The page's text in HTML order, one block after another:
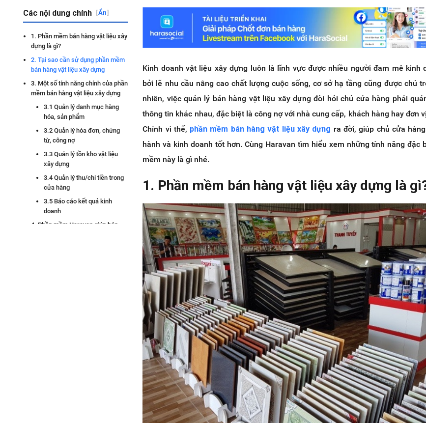
Các nội dung chính [Ẩn]
1. Phần mềm bán hàng vật liệu xây
dựng là gì?
2. Tại sao cần sử dụng phần mềm
bán hàng vật liệu xây dựng
3. Một số tính năng chính của phần
mềm bán hàng vật liệu xây dựng
3.1 Quản lý danh mục hàng
hóa, sản phẩm
3.2 Quản lý hóa đơn, chứng
từ, công nợ
3.3 Quản lý tồn kho vật liệu
xây dựng
3.4 Quản lý thu/chi tiền trong
cửa hàng
3.5 Báo cáo kết quả kinh
doanh
4. Phần mềm Haravan giúp bán
Kinh doanh vật liệu xây dựng luôn là lĩnh vực được nhiều người đam mê kinh
bởi lẽ nhu cầu nâng cao chất lượng cuộc sống, cơ sở hạ tầng cũng được chú
nhiên, việc quản lý bán hàng vật liệu xây dựng đòi hỏi chủ cửa hàng phải
thông tin khác nhau, đặc biệt là công nợ với nhà cung cấp, khách hàng hay đơn
Chính vì thế, phần mềm bán hàng vật liệu xây dựng ra đời, giúp chủ cửa
hành và kinh doanh tốt hơn. Cùng Haravan tìm hiểu xem những tính năng đặc
mềm này là gì nhé.
1. Phần mềm bán hàng vật liệu xây dựng là